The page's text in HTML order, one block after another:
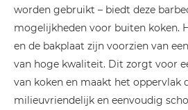
worden gebruikt – biedt deze
mogelijkheden voor buiten koken.
en de bakplaat zijn voorzien van
van hoge kwaliteit. Dit zorgt voor
van koken en maakt het oppervlak
milieuvriendelijk en eenvoudig